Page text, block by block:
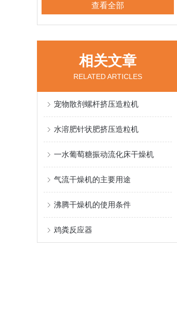
查看全部
相关文章
RELATED ARTICLES
宠物散剂螺杆挤压造粒机
水溶肥针状肥挤压造粒机
一水葡萄糖振动流化床干燥机
气流干燥机的主要用途
沸腾干燥机的使用条件
鸡粪反应器